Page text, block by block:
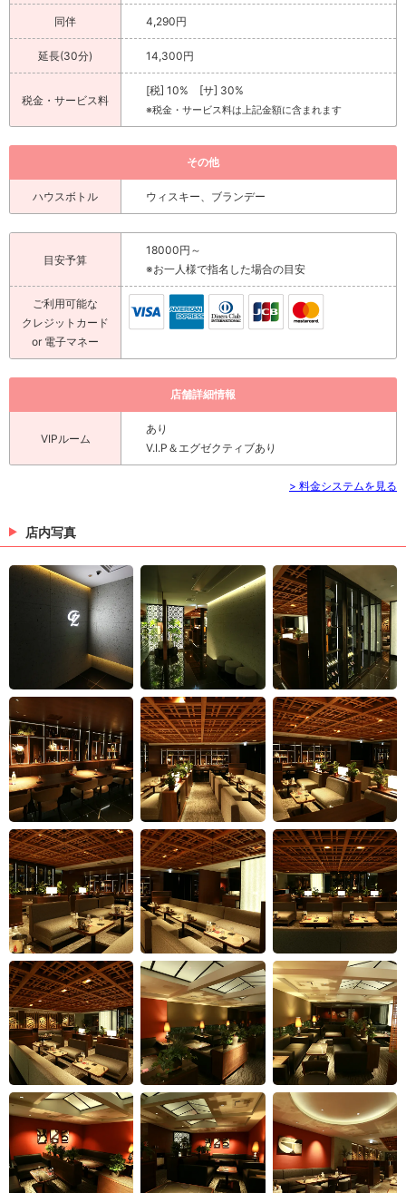
同伴 4,290円
延長(30分) 14,300円
税金・サービス料
[税] 10% [サ] 30%
※税金・サービス料は上記金額に含まれます
その他
ハウスボトル ウィスキー、ブランデー
目安予算
18000円～
※お一人様で指名した場合の目安
ご利用可能な
クレジットカード
or 電子マネー
店舗詳細情報
VIPルーム
あり
V.I.P＆エグゼクティブあり
> 料金システムを見る
店内写真